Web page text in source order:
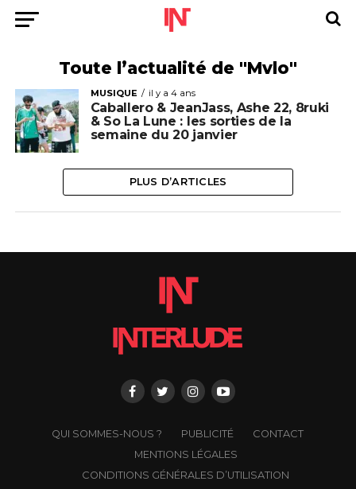
Toute l’actualité de "Mvlo"
MUSIQUE il y a 4 ans
Caballero & JeanJass, Ashe 22, 8ruki
& So La Lune : les sorties de la
semaine du 20 janvier
PLUS D’ARTICLES
QUI SOMMES-NOUS ? PUBLICITÉ
CONTACT
MENTIONS LÉGALES
CONDITIONS GÉNÉRALES D’UTILISATION